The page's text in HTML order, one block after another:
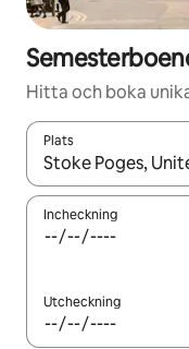
Hitta och boka
Plats
När resultaten är
Incheckning
Utcheckning